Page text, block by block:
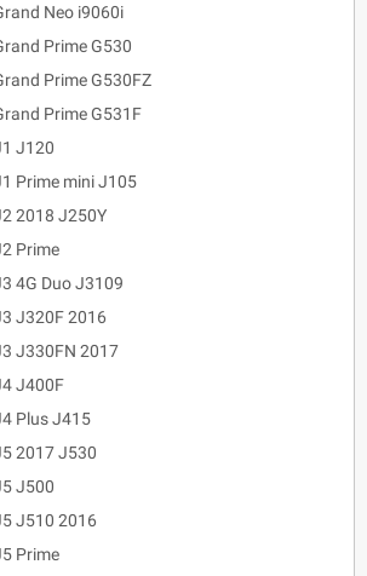
Neo i9060i
Prime G530
Prime G530FZ
Prime G531F
J120
Prime mini J105
2018 J250Y
Prime
4G Duo J3109
J320F 2016
J330FN 2017
J400F
Plus J415
2017 J530
J500
J510 2016
Prime